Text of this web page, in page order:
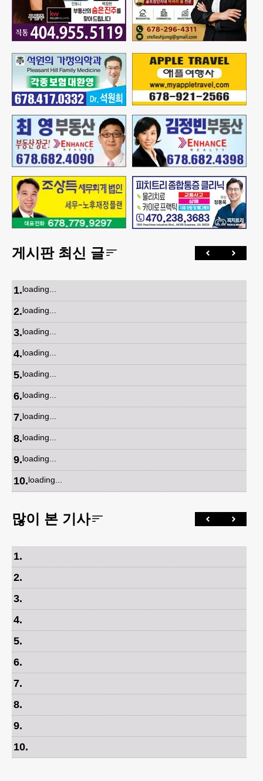
게시판 최신 글
1.loading...
2.loading...
3.loading...
4.loading...
5.loading...
6.loading...
7.loading...
8.loading...
9.loading...
10.loading...
많이 본 기사
1.
2.
3.
4.
5.
6.
7.
8.
9.
10.